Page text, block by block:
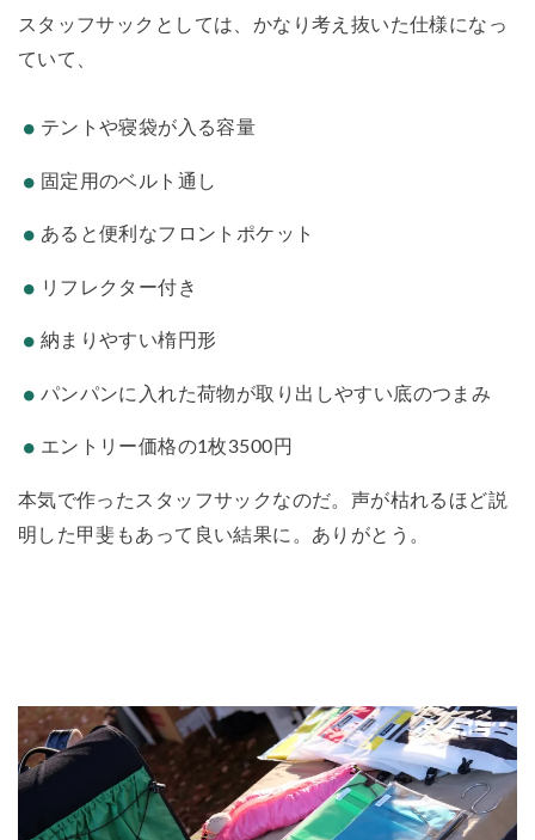
スタッフサックとしては、かなり考え抜いた仕様になっ
ていて、
テントや寝袋が入る容量
固定用のベルト通し
あると便利なフロントポケット
リフレクター付き
納まりやすい楕円形
パンパンに入れた荷物が取り出しやすい底のつまみ
エントリー価格の1枚3500円
本気で作ったスタッフサックなのだ。声が枯れるほど説
明した甲斐もあって良い結果に。ありがとう。